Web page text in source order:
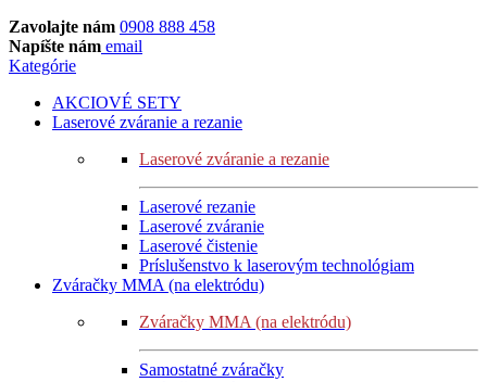
Zavolajte nám 0908 888 458
Napíšte nám email
Kategórie
AKCIOVÉ SETY
Laserové zváranie a rezanie
Laserové zváranie a rezanie
Laserové rezanie
Laserové zváranie
Laserové čistenie
Príslušenstvo k laserovým technológiam
Zváračky MMA (na elektródu)
Zváračky MMA (na elektródu)
Samostatné zváračky